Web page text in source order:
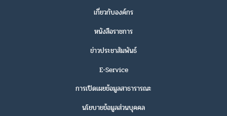
เกี่ยวกับองค์กร
หนังสือราชการ
ข่าวประชาสัมพันธ์
E-Service
การเปิดเผยข้อมูลสาธารารณะ
นโยบายข้อมูลส่วนบุคคล